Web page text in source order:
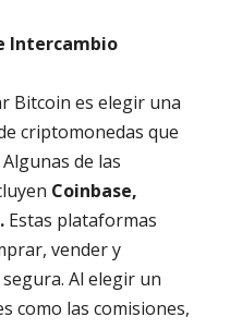
Intercambio
Bitcoin es elegir una
criptomonedas que
de las
Coinbase,
Estas plataformas
vender y
Al elegir un
como las comisiones,